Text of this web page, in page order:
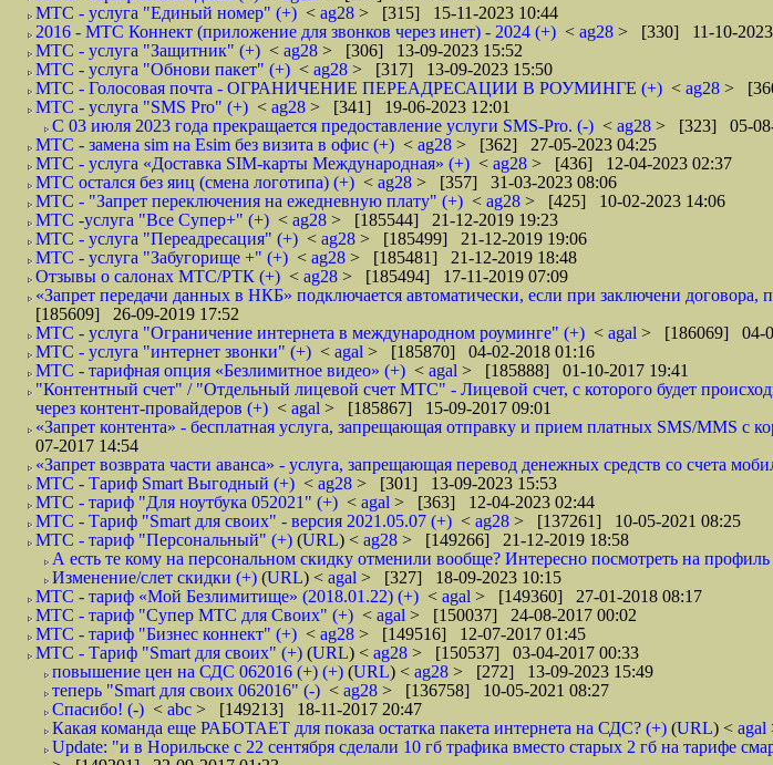
МТС - услуга "Единый номер" (+) < ag28 > [315] 15-11-2023 10:44
2016 - МТС Коннект (приложение для звонков через инет) - 2024 (+) < ag28 > [330] 11-10-2023
МТС - услуга "Защитник" (+) < ag28 > [306] 13-09-2023 15:52
МТС - услуга "Обнови пакет" (+) < ag28 > [317] 13-09-2023 15:50
МТС - Голосовая почта - ОГРАНИЧЕНИЕ ПЕРЕАДРЕСАЦИИ В РОУМИНГЕ (+) < ag28 >
МТС - услуга "SMS Pro" (+) < ag28 > [341] 19-06-2023 12:01
С 03 июля 2023 года прекращается предоставление услуги SMS-Pro. (-) < ag28 > [323] 05-08-
МТС - замена sim на Esim без визита в офис (+) < ag28 > [362] 27-05-2023 04:25
МТС - услуга «Доставка SIM-карты Международная» (+) < ag28 > [436] 12-04-2023 02:37
МТС остался без яиц (смена логотипа) (+) < ag28 > [357] 31-03-2023 08:06
МТС - "Запрет переключения на ежедневную плату" (+) < ag28 > [425] 10-02-2023 14:06
МТС -услуга "Все Супер+" (+) < ag28 > [185544] 21-12-2019 19:23
МТС - услуга "Переадресация" (+) < ag28 > [185499] 21-12-2019 19:06
МТС - услуга "Забугорище +" (+) < ag28 > [185481] 21-12-2019 18:48
Отзывы о салонах МТС/РТК (+) < ag28 > [185494] 17-11-2019 07:09
«Запрет передачи данных в НКБ» подключается автоматически, если при заключени договора,
[185609] 26-09-2019 17:52
МТС - услуга "Ограничение интернета в международном роуминге" (+) < agal > [186069] 04-
МТС - услуга "интернет звонки" (+) < agal > [185870] 04-02-2018 01:16
МТС - тарифная опция «Безлимитное видео» (+) < agal > [185888] 01-10-2017 19:41
"Контентный счет" / "Отдельный лицевой счет МТС" - Лицевой счет, c которого будет
через контент-провайдеров (+) < agal > [185867] 15-09-2017 09:01
«Запрет контента» - бесплатная услуга, запрещающая отправку и прием платных SMS/MMS с
07-2017 14:54
«Запрет возврата части аванса» - услуга, запрещающая перевод денежных средств со счета
МТС - Тариф Smart Выгодный (+) < ag28 > [301] 13-09-2023 15:53
МТС - тариф "Для ноутбука 052021" (+) < agal > [363] 12-04-2023 02:44
МТС - Тариф "Smart для своих" - версия 2021.05.07 (+) < ag28 > [137261] 10-05-2021 08:25
МТС - тариф "Персональный" (+) (URL) < ag28 > [149266] 21-12-2019 18:58
А есть те кому на персональном скидку отменили вообще? Интересно посмотреть на
Изменение/слет скидки (+) (URL) < agal > [327] 18-09-2023 10:15
МТС - тариф «Мой Безлимитище» (2018.01.22) (+) < agal > [149360] 27-01-2018 08:17
МТС - тариф "Супер МТС для Своих" (+) < agal > [150037] 24-08-2017 00:02
МТС - тариф "Бизнес коннект" (+) < ag28 > [149516] 12-07-2017 01:45
МТС - Тариф "Smart для своих" (+) (URL) < ag28 > [150537] 03-04-2017 00:33
повышение цен на СДС 062016 (+) (+) (URL) < ag28 > [272] 13-09-2023 15:49
теперь "Smart для своих 062016" (-) < ag28 > [136758] 10-05-2021 08:27
Спасибо! (-) < abc > [149213] 18-11-2017 20:47
Какая команда еще РАБОТАЕТ для показа остатка пакета интернета на СДС? (+) (URL) < agal
Update: "и в Норильске с 22 сентября сделали 10 гб трафика вместо старых 2 гб на тарифе